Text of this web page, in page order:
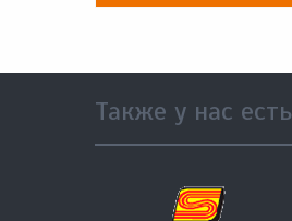
Также у нас